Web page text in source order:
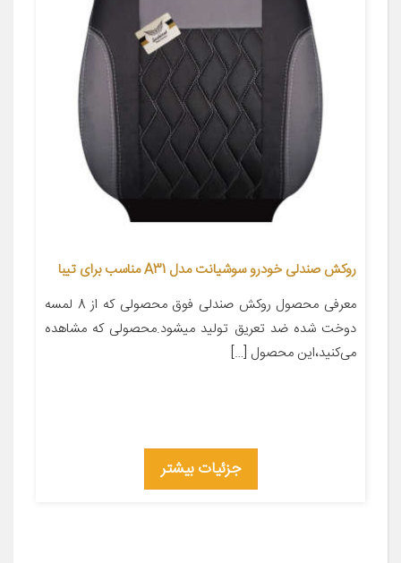
روکش صندلی خودرو سوشیانت مدل A31 مناسب برای تیبا
معرفی محصول روکش صندلی فوق محصولی که از 8 لمسه
دوخت شده ضد تعریق تولید میشود.محصولی که مشاهده
می‌کنید،این محصول […]
جزئیات بیشتر